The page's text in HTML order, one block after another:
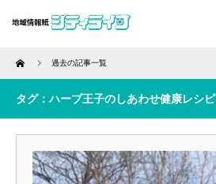
Home 過去の記事一覧
タグ：ハーブ王子のしあわせ健康レシピ